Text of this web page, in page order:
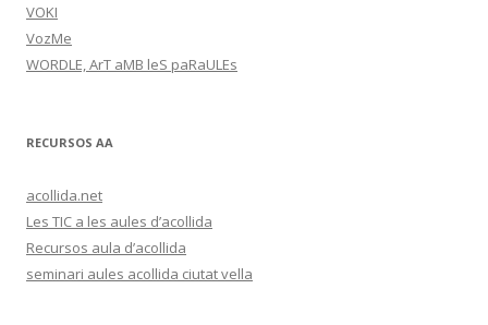
VOKI
VozMe
WORDLE, ArT aMB leS paRaULEs
RECURSOS AA
acollida.net
Les TIC a les aules d’acollida
Recursos aula d’acollida
seminari aules acollida ciutat vella